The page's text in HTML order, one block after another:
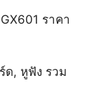
ราคา
ด, หูฟัง รวม